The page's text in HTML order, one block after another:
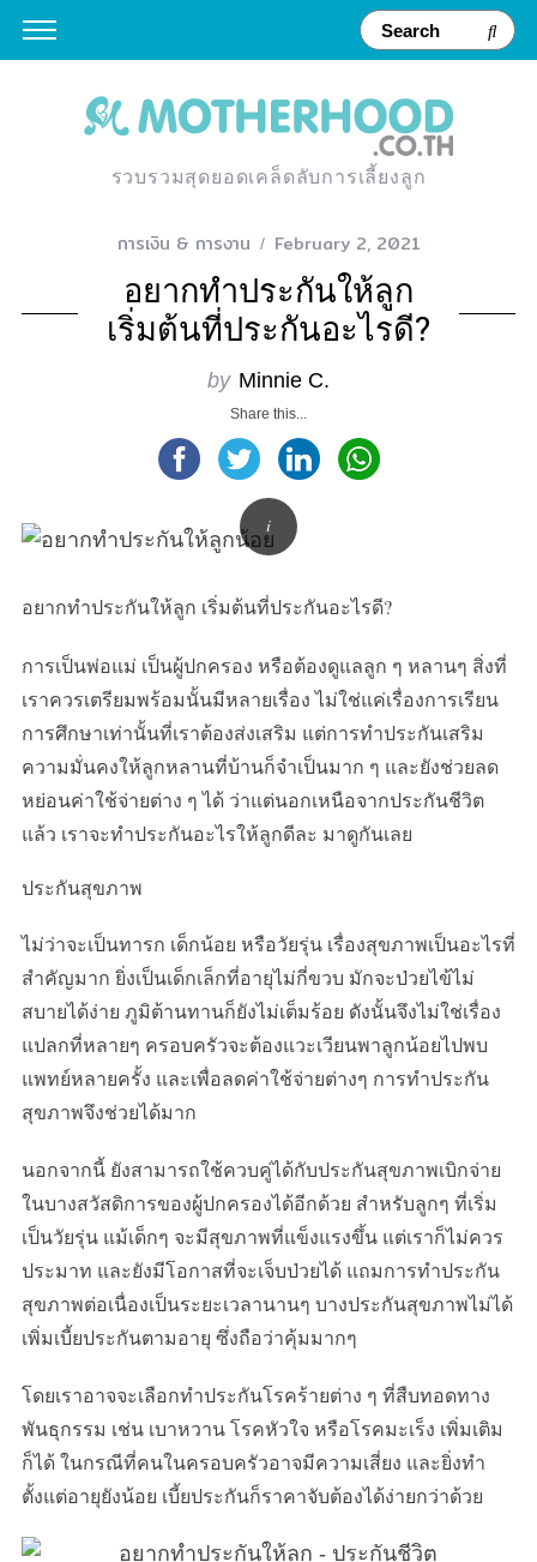
รวบรวมสุดยอดเคล็ดลับการเลี้ยงลูก
การเงิน & การงาน February 2, 2021
อยากทำประกันให้ลูก
เริ่มต้นที่ประกันอะไรดี?
by Minnie C.
Share this...
อยากทำประกันให้ลูก เริ่มต้นที่ประกันอะไรดี?
การเป็นพ่อแม่ เป็นผู้ปกครอง หรือต้องดูแลลูก ๆ หลานๆ สิ่งที่
เราควรเตรียมพร้อมนั้นมีหลายเรื่อง ไม่ใช่แค่เรื่องการเรียน
การศึกษาเท่านั้นที่เราต้องส่งเสริม แต่การทำประกันเสริม
ความมั่นคงให้ลูกหลานที่บ้านก็จำเป็นมาก ๆ และยังช่วยลด
หย่อนค่าใช้จ่ายต่าง ๆ ได้ ว่าแต่นอกเหนือจากประกันชีวิต
แล้ว เราจะทำประกันอะไรให้ลูกดีละ มาดูกันเลย
ประกันสุขภาพ
ไม่ว่าจะเป็นทารก เด็กน้อย หรือวัยรุ่น เรื่องสุขภาพเป็นอะไรที่
สำคัญมาก ยิ่งเป็นเด็กเล็กที่อายุไม่กี่ขวบ มักจะป่วยไข้ไม่
สบายได้ง่าย ภูมิต้านทานก็ยังไม่เต็มร้อย ดังนั้นจึงไม่ใช่เรื่อง
แปลกที่หลายๆ ครอบครัวจะต้องแวะเวียนพาลูกน้อยไปพบ
แพทย์หลายครั้ง และเพื่อลดค่าใช้จ่ายต่างๆ การทำประกัน
สุขภาพจึงช่วยได้มาก
นอกจากนี้ ยังสามารถใช้ควบคู่ได้กับประกันสุขภาพเบิกจ่าย
ในบางสวัสดิการของผู้ปกครองได้อีกด้วย สำหรับลูกๆ ที่เริ่ม
เป็นวัยรุ่น แม้เด็กๆ จะมีสุขภาพที่แข็งแรงขึ้น แต่เราก็ไม่ควร
ประมาท และยังมีโอกาสที่จะเจ็บป่วยได้ แถมการทำประกัน
สุขภาพต่อเนื่องเป็นระยะเวลานานๆ บางประกันสุขภาพไม่ได้
เพิ่มเบี้ยประกันตามอายุ ซึ่งถือว่าคุ้มมากๆ
โดยเราอาจจะเลือกทำประกันโรคร้ายต่าง ๆ ที่สืบทอดทาง
พันธุกรรม เช่น เบาหวาน โรคหัวใจ หรือโรคมะเร็ง เพิ่มเติม
ก็ได้ ในกรณีที่คนในครอบครัวอาจมีความเสี่ยง และยิ่งทำ
ตั้งแต่อายุยังน้อย เบี้ยประกันก็ราคาจับต้องได้ง่ายกว่าด้วย